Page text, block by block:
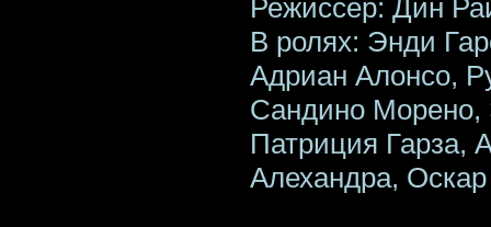
Режиссер: Дин
В ролях: Энди
Адриан Алонсо,
Сандино Морено,
Патриция Гарза,
Алехандра,